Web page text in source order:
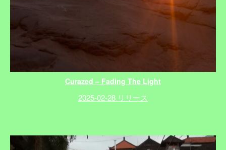
Curazed – Fading The Light
2025-02-28 リリース